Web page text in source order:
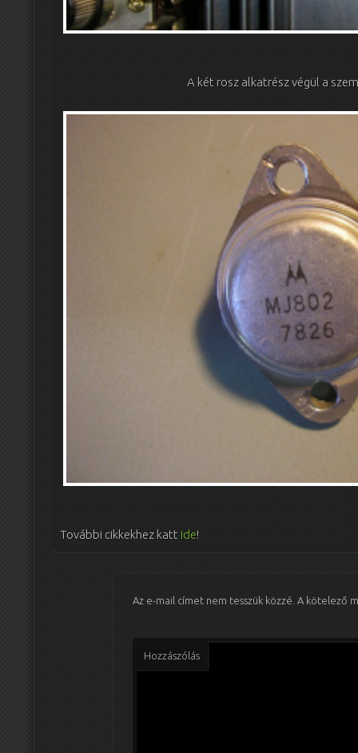
A két rosz alkatrész végül a
További cikkekhez katt ide!
Az e-mail címet nem tesszük közzé. A kötelező
Hozzászólás